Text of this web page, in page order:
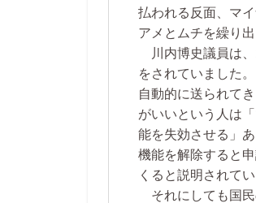
払われる反面、マ
アメとムチを繰り出
川内博史議員は、
をされていました
自動的に送られて
がいいという人は
能を失効させる」
機能を解除すると
くると説明されてい
それにしても国民